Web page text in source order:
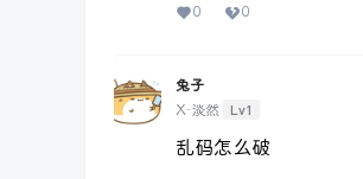
0 0
兔子
X·淡然
Lv1
乱码怎么破